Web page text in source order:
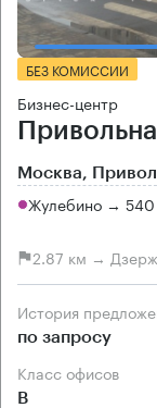
БЕЗ КОМИССИИ
Бизнес-центр
Москва,
Жулебино →
2.87 км →
История
по запросу
Класс офисов
B